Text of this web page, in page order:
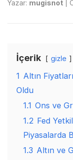
Yazar: mugisnot
İçerik gizle
1 Altın
Oldu
1.1 Ons ve
1.2 Fed
Piyasalarda
1.3 Altın ve